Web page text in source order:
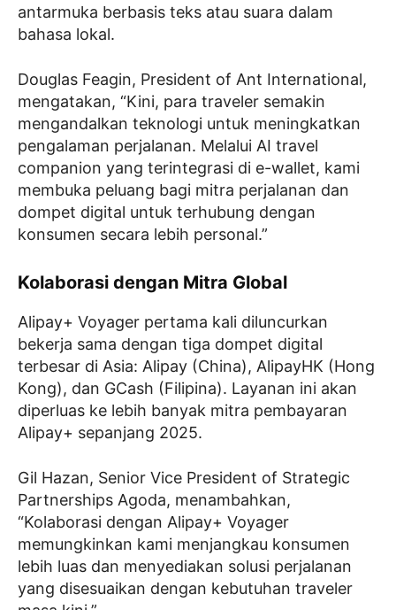
antarmuka berbasis teks atau suara dalam
bahasa lokal.
Douglas Feagin, President of Ant International,
mengatakan, “Kini, para traveler semakin
mengandalkan teknologi untuk meningkatkan
pengalaman perjalanan. Melalui AI travel
companion yang terintegrasi di e-wallet, kami
membuka peluang bagi mitra perjalanan dan
dompet digital untuk terhubung dengan
konsumen secara lebih personal.”
Kolaborasi dengan Mitra Global
Alipay+ Voyager pertama kali diluncurkan
bekerja sama dengan tiga dompet digital
terbesar di Asia: Alipay (China), AlipayHK (Hong
Kong), dan GCash (Filipina). Layanan ini akan
diperluas ke lebih banyak mitra pembayaran
Alipay+ sepanjang 2025.
Gil Hazan, Senior Vice President of Strategic
Partnerships Agoda, menambahkan,
“Kolaborasi dengan Alipay+ Voyager
memungkinkan kami menjangkau konsumen
lebih luas dan menyediakan solusi perjalanan
yang disesuaikan dengan kebutuhan traveler